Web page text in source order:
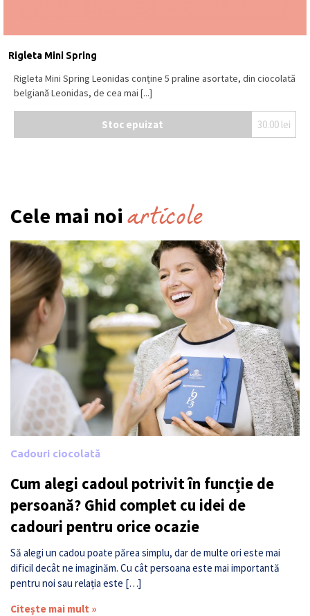
Rigleta Mini Spring
Rigleta Mini Spring Leonidas conține 5 praline asortate, din ciocolată
belgiană Leonidas, de cea mai [...]
Stoc epuizat 30.00 lei
Cele mai noi articole
Cadouri ciocolată
Cum alegi cadoul potrivit în funcție de
persoană? Ghid complet cu idei de
cadouri pentru orice ocazie
Să alegi un cadou poate părea simplu, dar de multe ori este mai
dificil decât ne imaginăm. Cu cât persoana este mai importantă
pentru noi sau relația este […]
Citește mai mult »